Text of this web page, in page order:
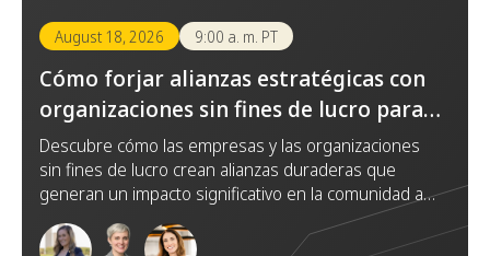
August 18, 2026 9:00 a. m. PT
Cómo forjar alianzas estratégicas con
organizaciones sin fines de lucro para
lograr un impacto duradero
Descubre cómo las empresas y las organizaciones
sin fines de lucro crean alianzas duraderas que
generan un impacto significativo en la comunidad a
través de la confianza, la colaboración y objetivos
compartidos.